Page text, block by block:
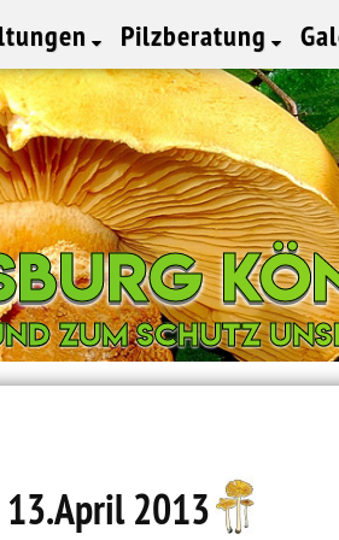
Pilzberatung
zum Schutz
zum Schutz
13.April 2013